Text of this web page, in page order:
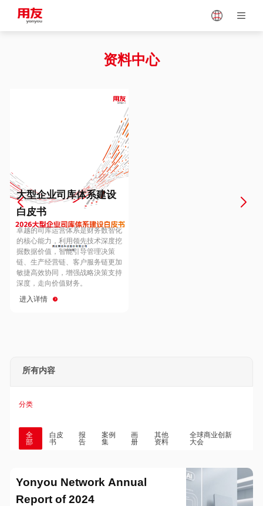
Vietnam
Europe
Hungary
Hong Kong
资料中心
大型企业司库体系建设
白皮书
卓越的司库运营体系是财务数智化
的核心能力，利用领先技术深度挖
掘数据价值，智能引导管理决策
链、生产经营链、客户服务链更加
敏捷高效协同，增强战略決策支持
深度，走向价值财务。
进入详情
所有内容
分类
全
部
白皮
书
报
告
案例
集
画
册
其他
资料
全球商业创新
大会
Yonyou Network Annual
Report of 2024